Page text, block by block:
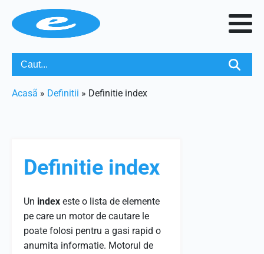
Acasã » Definitii » Definitie index
Definitie index
Un index este o lista de elemente
pe care un motor de cautare le
poate folosi pentru a gasi rapid o
anumita informatie. Motorul de